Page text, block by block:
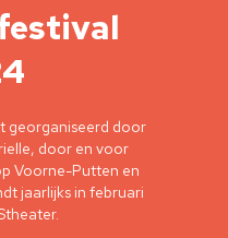
georganiseerd door
door en voor
Voorne-Putten en
jaarlijks in februari